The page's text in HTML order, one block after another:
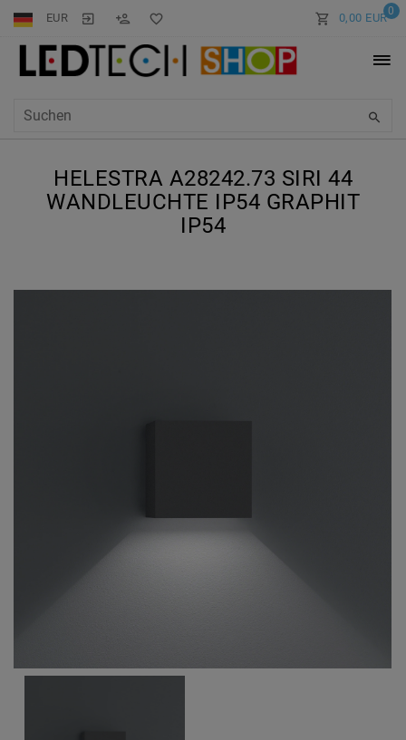
EUR 0
0,00 EUR
HELESTRA A28242.73 SIRI 44
WANDLEUCHTE IP54 GRAPHIT
IP54